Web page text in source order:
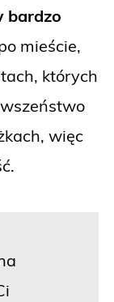
bardzo
mieście,
których
więc